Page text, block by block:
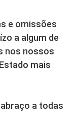
e omissões
a algum de
nos nossos
mais
a todas